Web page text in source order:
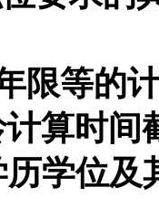
限等的
算时间
历学位及